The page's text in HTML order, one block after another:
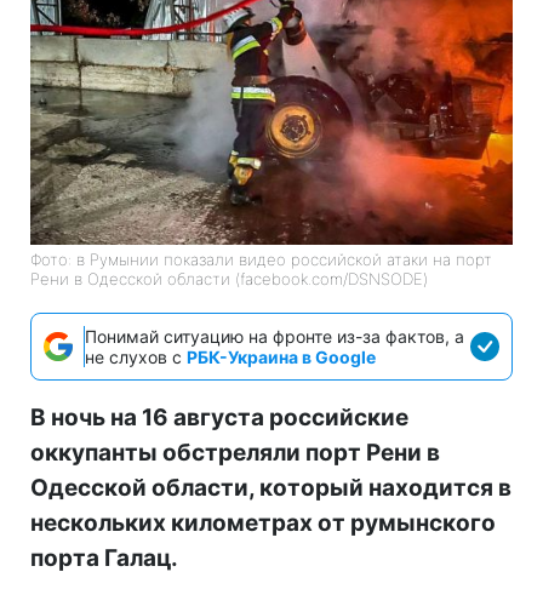
Фото: в Румынии показали видео российской атаки на порт
Рени в Одесской области (facebook.com/DSNSODE)
Понимай ситуацию на фронте из-за фактов, а
не слухов с РБК-Украина в Google
В ночь на 16 августа российские
оккупанты обстреляли порт Рени в
Одесской области, который находится в
нескольких километрах от румынского
порта Галац.